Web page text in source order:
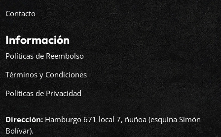
Contacto
Información
Políticas de Reembolso
Términos y Condiciones
Políticas de Privacidad
Dirección: Hamburgo 671 local 7, ñuñoa (esquina Simón
Bolívar).